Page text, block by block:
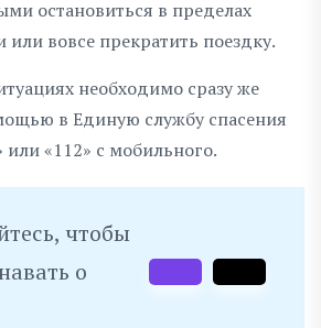
остановиться в пределах
вовсе прекратить поездку.
необходимо сразу же
в Единую службу спасения
или «112» с мобильного.
чтобы
о